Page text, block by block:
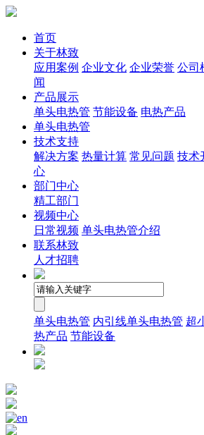
首页
关于林致
应用案例 企业文化 企业荣誉 公司
闻
产品展示
单头电热管 节能设备 电热产品
单头电热管
技术支持
解决方案 热量计算 常见问题 技术
心
部门中心
精工部门
视频中心
日常视频 单头电热管介绍
联系林致
人才招聘
单头电热管 内引线单头电热管 超
热产品 节能设备